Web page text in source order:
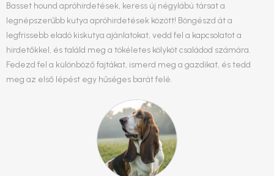
Basset hound apróhirdetések, keress új négylábú társat a
legnépszerűbb kutya apróhirdetések között! Böngészd át a
legfrissebb eladó kiskutya ajánlatokat, vedd fel a kapcsolatot a
hirdetőkkel, és találd meg a tökéletes kölyköt családod számára.
Fedezd fel a különböző fajtákat, ismerd meg a gazdikat, és tedd
meg az első lépést egy hűséges barát felé.